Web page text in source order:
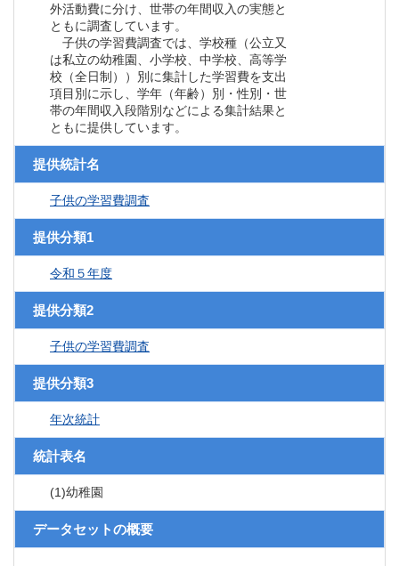
外活動費に分け、世帯の年間収入の実態と
ともに調査しています。
子供の学習費調査では、学校種（公立又
は私立の幼稚園、小学校、中学校、高等学
校（全日制））別に集計した学習費を支出
項目別に示し、学年（年齢）別・性別・世
帯の年間収入段階別などによる集計結果と
ともに提供しています。
提供統計名
子供の学習費調査
提供分類1
令和５年度
提供分類2
子供の学習費調査
提供分類3
年次統計
統計表名
(1)幼稚園
データセットの概要